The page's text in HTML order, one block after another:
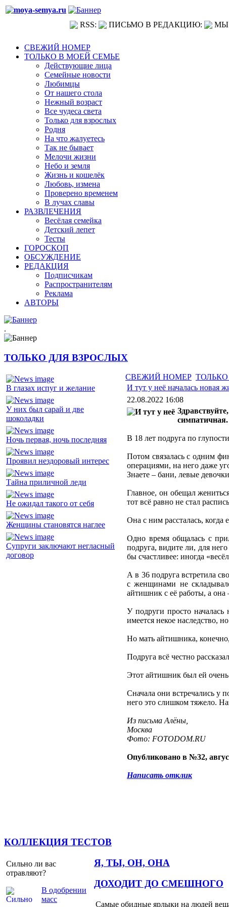
RSS: ПИСЬМО В РЕДАКЦИЮ: МЫ
СВЕЖИЙ НОМЕР
ТОЛЬКО В МОЕЙ СЕМЬЕ
Действующие лица
Семейные новости
Любимцы
От нашего стола
Нежный возраст
Все чудеса света
Только для взрослых
Родня
На что жалуетесь
Так не бывает
Мелочи жизни
Небо и земля
Жизнь и кошелёк
Любовь, измена
Проверено временем
В лучах славы
РАЗВЛЕЧЕНИЯ
Весёлая семейка
Детский лепет
Тесты
ГОРОСКОП
ОБСУЖДЕНИЕ
РЕДАКЦИЯ
Подписчикам
Распространителям
Реклама
АВТОРЫ
.
ТОЛЬКО ДЛЯ ВЗРОСЛЫХ
В глазах испуг и желание
У них был сарай и две
шоколадки
Ночь первая, ночь последняя
Проявил нездоровый интерес
Тайна приличной леди
Не ожидал такого от себя
Женщины становятся наглее
Супруги заключают негласный
договор
СВЕЖИЙ НОМЕР
И тут у неё началась новая
22.08.2022 16:08
симпатичная.
В 18 лет подруга по
Потом связалась с одним
операциями, на него даже
Знаете – бани, левые
Главное, он обещал
тот всё равно не стал
Она с ним рассталась, когда
Одно время общалась с
подруга, видите ли, для
бы счастливее: иногда
А в 36 подруга встретила
с женщинами не
айтишник с её работы, а она
У подруги просто
имеется некое наследство,
Но мать айтишника,
Подруга всё честно
Этот айтишник был ей
Сначала они встречались у
него это слишком тяжело.
Из письма Алёны,
Москва
Фото: FOTODOM.RU
Опубликовано в №32,
Написать отклик
КОЛЛЕКЦИЯ ТЕСТОВ
Сильно ли вас
отравляют?
В одобрении
масс
Я, ТЫ, ОН, ОНА
ДОХОДИТ ДО СМЕШНОГО
Самые обидные ярлыки на людей